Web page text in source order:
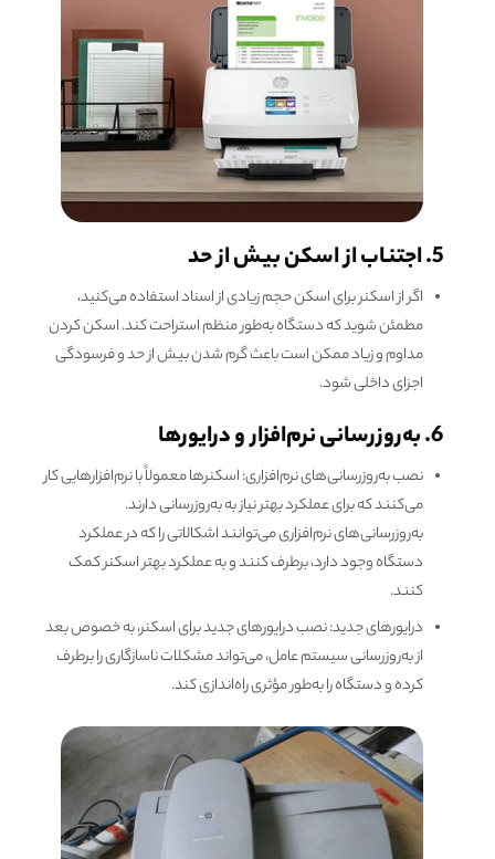
اگر از اسکنر برای اسکن حجم زیادی از اسناد استفاده می‌کنید،
مطمئن شوید که دستگاه به‌طور منظم استراحت کند. اسکن کردن
مداوم و زیاد ممکن است باعث گرم شدن بیش از حد و فرسودگی
اجزای داخلی شود.
نصب به‌روزرسانی‌های نرم‌افزاری: اسکنرها معمولاً با نرم‌افزارهایی کار
می‌کنند که برای عملکرد بهتر نیاز به به‌روزرسانی دارند.
به‌روزرسانی‌های نرم‌افزاری می‌توانند اشکالاتی را که در عملکرد
دستگاه وجود دارد، برطرف کنند و به عملکرد بهتر اسکنر کمک
کنند.
درایورهای جدید: نصب درایورهای جدید برای اسکنر، به خصوص بعد
از به‌روزرسانی سیستم عامل، می‌تواند مشکلات ناسازگاری را برطرف
کرده و دستگاه را به‌طور مؤثری راه‌اندازی کند.